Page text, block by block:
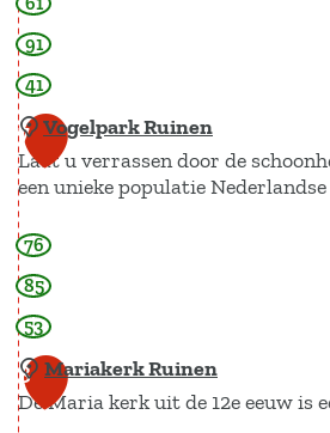
l
o
o
e
r
’
t
Z
a
a
n
d
e
n
r
e
p
l
i
c
a
"
B
o
o
a
a
r
b
a
n
k
b
o
s
91
41
7 Vogelpark Ruinen
Laat u verrassen door de
een unieke populatie
V
o
g
e
l
p
76
85
53
8 Mariakerk Ruinen
De Maria kerk uit de 12e eeuw is